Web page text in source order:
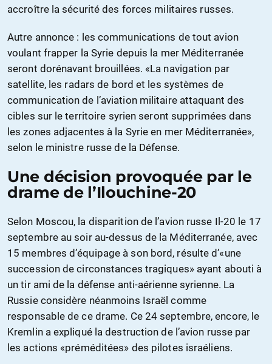
accroître la sécurité des forces militaires russes.
Autre annonce : les communications de tout avion
voulant frapper la Syrie depuis la mer Méditerranée
seront dorénavant brouillées. «La navigation par
satellite, les radars de bord et les systèmes de
communication de l’aviation militaire attaquant des
cibles sur le territoire syrien seront supprimées dans
les zones adjacentes à la Syrie en mer Méditerranée»,
selon le ministre russe de la Défense.
Une décision provoquée par le
drame de l’Ilouchine-20
Selon Moscou, la disparition de l’avion russe Il-20 le 17
septembre au soir au-dessus de la Méditerranée, avec
15 membres d’équipage à son bord, résulte d’«une
succession de circonstances tragiques» ayant abouti à
un tir ami de la défense anti-aérienne syrienne. La
Russie considère néanmoins Israël comme
responsable de ce drame. Ce 24 septembre, encore, le
Kremlin a expliqué la destruction de l’avion russe par
les actions «préméditées» des pilotes israéliens.